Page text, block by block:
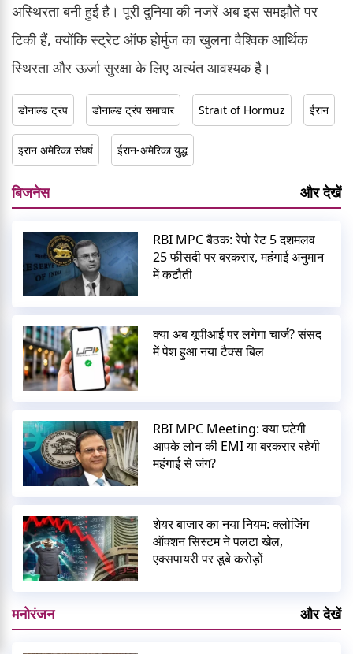
अस्थिरता बनी हुई है। पूरी दुनिया की नजरें अब इस समझौते पर
टिकी हैं, क्योंकि स्ट्रेट ऑफ होर्मुज का खुलना वैश्विक आर्थिक
स्थिरता और ऊर्जा सुरक्षा के लिए अत्यंत आवश्यक है।
डोनाल्ड ट्रंप डोनाल्ड ट्रंप समाचार Strait of Hormuz ईरान
इरान अमेरिका संघर्ष ईरान-अमेरिका युद्ध
बिजनेस और देखें
RBI MPC बैठक: रेपो रेट 5 दशमलव
25 फीसदी पर बरकरार, महंगाई अनुमान
में कटौती
क्या अब यूपीआई पर लगेगा चार्ज? संसद
में पेश हुआ नया टैक्स बिल
RBI MPC Meeting: क्या घटेगी
आपके लोन की EMI या बरकरार रहेगी
महंगाई से जंग?
शेयर बाजार का नया नियम: क्लोजिंग
ऑक्शन सिस्टम ने पलटा खेल,
एक्सपायरी पर डूबे करोड़ों
मनोरंजन और देखें